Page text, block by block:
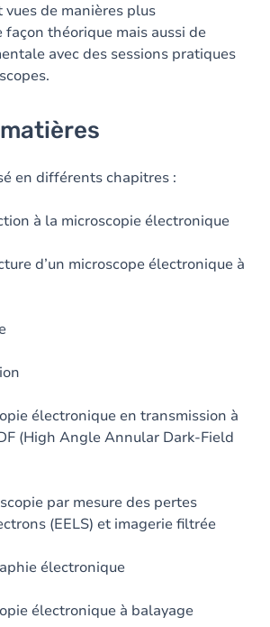
vues de manières plus
théorique mais aussi de
avec des sessions pratiques
en différents chapitres :
à la microscopie électronique
d’un microscope électronique à
électronique en transmission à
(High Angle Annular Dark-Field
par mesure des pertes
(EELS) et imagerie filtrée
électronique
électronique à balayage